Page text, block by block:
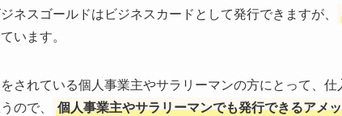
ネスゴールドはビジネスカードとして発行できますが、
います。
されている個人事業主やサラリーマンの方にとって、
ので、
個人事業主やサラリーマンでも発行できるアメ